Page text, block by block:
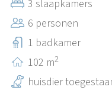
ideale bestemming is
juiste plek om de
genieten van de
culturele erfgoed van
ontdekken.
3 slaapkamers
6 personen
1 badkamer
102 m2
huisdier